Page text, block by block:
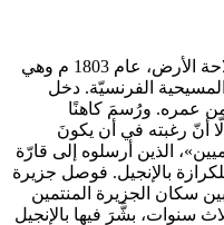
وُلِد في فرنسا، من عائلةٍ تعمل في فلاحة الأرض، عام 1803 م وهي
الفرنسيّة. دخل
من عمره. ورُسمَ كاهنًا
أنّ رغبته في أن يكونَ
الذين أرسلوه إلى قارّة
بالإنجيل. فوصل جزيرة
سكان الجزيرة المنتمين
سنوات، بشَّرَ فيها بالإنجيل